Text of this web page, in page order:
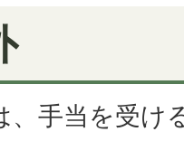
、手当を受け